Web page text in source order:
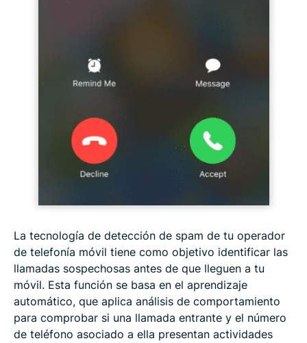
La tecnología de detección de spam de tu operador
de telefonía móvil tiene como objetivo identificar las
llamadas sospechosas antes de que lleguen a tu
móvil. Esta función se basa en el aprendizaje
automático, que aplica análisis de comportamiento
para comprobar si una llamada entrante y el número
de teléfono asociado a ella presentan actividades